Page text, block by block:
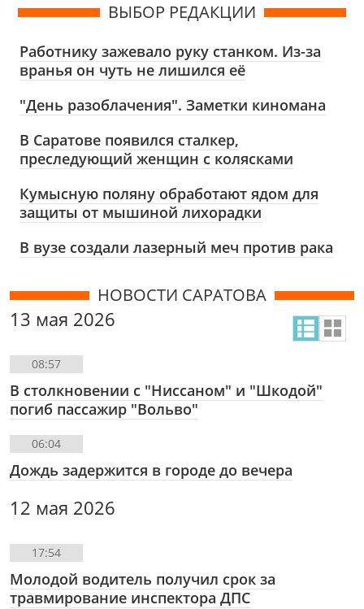
ВЫБОР РЕДАКЦИИ
Работнику зажевало руку станком. Из-за
вранья он чуть не лишился её
"День разоблачения". Заметки киномана
В Саратове появился сталкер,
преследующий женщин с колясками
Кумысную поляну обработают ядом для
защиты от мышиной лихорадки
В вузе создали лазерный меч против рака
НОВОСТИ САРАТОВА
13 мая 2026
08:57
В столкновении с "Ниссаном" и "Шкодой"
погиб пассажир "Вольво"
06:04
Дождь задержится в городе до вечера
12 мая 2026
17:54
Молодой водитель получил срок за
травмирование инспектора ДПС